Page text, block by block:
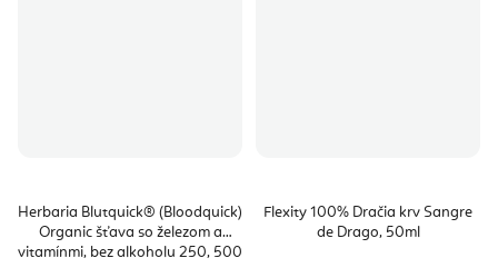
Herbaria Blutquick® (Bloodquick)
Organic šťava so železom a
vitamínmi, bez alkoholu 250, 500
Flexity 100% Dračia krv Sangre
de Drago, 50ml